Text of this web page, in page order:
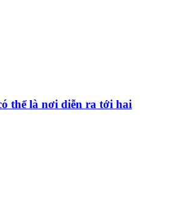
thể là nơi diễn ra tới hai